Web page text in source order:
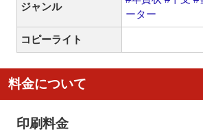
ジャンル
ーター
コピーライト
料金について
印刷料金